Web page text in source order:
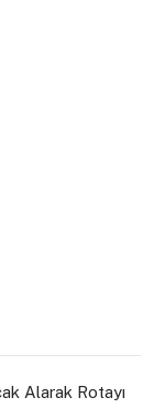
Alarak Rotayı